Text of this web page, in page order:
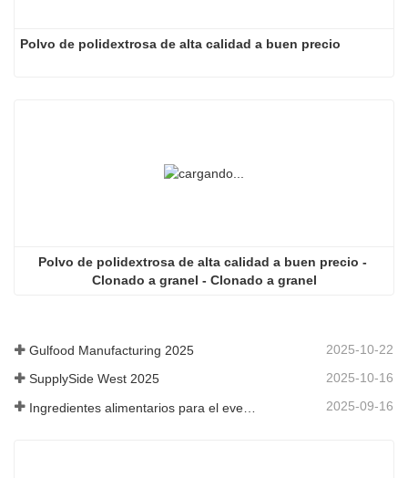
Polvo de polidextrosa de alta calidad a buen precio
Polvo de polidextrosa de alta calidad a buen precio -
Clonado a granel - Clonado a granel
Gulfood Manufacturing 2025 2025-10-22
SupplySide West 2025 2025-10-16
2025-09-16